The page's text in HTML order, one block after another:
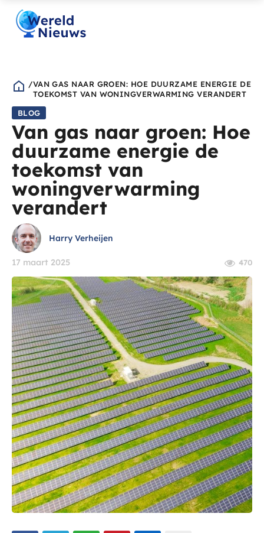
/VAN GAS NAAR GROEN: HOE DUURZAME ENERGIE DE
TOEKOMST VAN WONINGVERWARMING VERANDERT
BLOG
Van gas naar groen: Hoe
duurzame energie de
toekomst van
woningverwarming
verandert
Harry Verheijen
17 maart 2025 470